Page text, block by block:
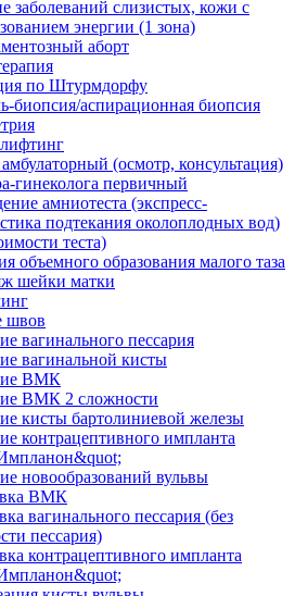
заболеваний слизистых, кожи с
энергии (1 зона)
аборт
по Штурмдорфу
биопсия/аспирационная биопсия
(осмотр, консультация)
гинеколога первичный
амниотеста (экспресс-
подтекания околоплодных вод)
теста)
объемного образования малого таза
шейки матки
швов
вагинального пессария
вагинальной кисты
ВМК
ВМК 2 сложности
кисты бартолиниевой железы
контрацептивного импланта
новообразований вульвы
ВМК
вагинального пессария (без
пессария)
контрацептивного импланта